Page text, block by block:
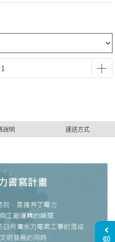
說明 運送方式